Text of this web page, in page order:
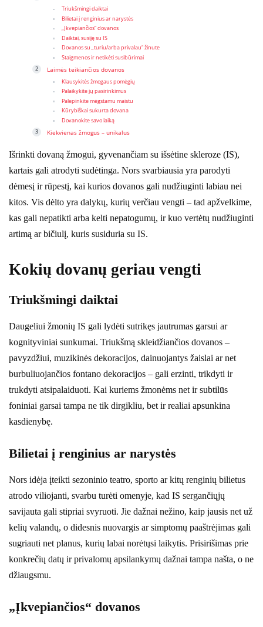
Triukšmingi daiktai
Bilietai į renginius ar narystės
„Įkvepiančios“ dovanos
Daiktai, susiję su IS
Dovanos su „turiu/arba privalau“ žinute
Staigmenos ir netikėti susibūrimai
Laimės teikiančios dovanos
Klausykitės žmogaus pomėgių
Palaikykite jų pasirinkimus
Palepinkite mėgstamu maistu
Kūrybiškai sukurta dovana
Dovanokite savo laiką
Kiekvienas žmogus – unikalus
Išrinkti dovaną žmogui, gyvenančiam su išsėtine skleroze (IS),
kartais gali atrodyti sudėtinga. Nors svarbiausia yra parodyti
dėmesį ir rūpestį, kai kurios dovanos gali nudžiuginti labiau nei
kitos. Vis dėlto yra dalykų, kurių verčiau vengti – tad apžvelkime,
kas gali nepatikti arba kelti nepatogumų, ir kuo vertėtų nudžiuginti
artimą ar bičiulį, kuris susiduria su IS.
Kokių dovanų geriau vengti
Triukšmingi daiktai
Daugeliui žmonių IS gali lydėti sutrikęs jautrumas garsui ar
kognityviniai sunkumai. Triukšmą skleidžiančios dovanos –
pavyzdžiui, muzikinės dekoracijos, dainuojantys žaislai ar net
burbuliuojančios fontano dekoracijos – gali erzinti, trikdyti ir
trukdyti atsipalaiduoti. Kai kuriems žmonėms net ir subtilūs
foniniai garsai tampa ne tik dirgikliu, bet ir realiai apsunkina
kasdienybę.
Bilietai į renginius ar narystės
Nors idėja įteikti sezoninio teatro, sporto ar kitų renginių bilietus
atrodo viliojanti, svarbu turėti omenyje, kad IS sergančiųjų
savijauta gali stipriai svyruoti. Jie dažnai nežino, kaip jausis net už
kelių valandų, o didesnis nuovargis ar simptomų paaštrėjimas gali
sugriauti net planus, kurių labai norėtųsi laikytis. Prisirišimas prie
konkrečių datų ir privalomų apsilankymų dažnai tampa našta, o ne
džiaugsmu.
„Įkvepiančios“ dovanos